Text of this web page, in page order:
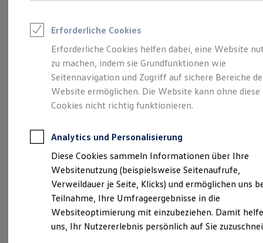
Saisonangebote
Leasing
Leasing-Angebote
Gebrauchtwagen Leasing
Junge Gebrauchtwagen-Leasing
Elektroauto Leasing
Kleinwagen-Leasing
Leasing ohne Anzahlung
Autokredit mit Schlussrate
Versicherungen und Garantien
Kfz-Versicherung
Restschuldversicherungen
Garantien
Wartungsverträge
Geschäftskunden
Professional Class bei Volkswagen
Großkunden
Behörden
So geht neu.
Entdecken Sie jetzt
den neuen ID.3 Neo!
Erforderliche Cookies
Erforderliche Cookies helfen dabei, eine Website
zu machen, indem sie Grundfunktionen wie
Seitennavigation und Zugriff auf sichere Bereiche
Website ermöglichen. Die Website kann ohne diese
Cookies nicht richtig funktionieren.
Analytics und Personalisierung
Diese Cookies sammeln Informationen über Ihre
Websitenutzung (beispielsweise Seitenaufrufe,
Verweildauer je Seite, Klicks) und ermöglichen uns
Teilnahme, Ihre Umfrageergebnisse in die
Websiteoptimierung mit einzubeziehen. Damit
uns, Ihr Nutzererlebnis persönlich auf Sie